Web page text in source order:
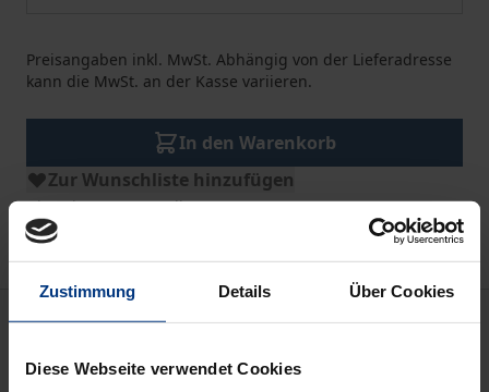
Zustimmung Details Über Cookies
Diese Webseite verwendet Cookies
Preisangaben inkl. MwSt. Abhängig von der Lieferadresse
kann die MwSt. an der Kasse variieren.
In den Warenkorb
Zur Wunschliste hinzufügen
Hinweise zu Versandkosten
Beschreibung